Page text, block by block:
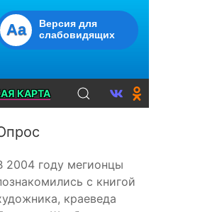
Aa
Версия для
слабовидящих
КАРТА
2004 году мегионцы
с книгой
краеведа